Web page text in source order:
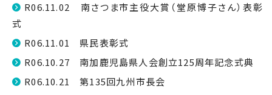
R06.11.02 南さつま市主役大賞（堂原博子さん）表彰
式
R06.11.01 県民表彰式
R06.10.27 南加鹿児島県人会創立125周年記念式典
R06.10.21 第135回九州市長会